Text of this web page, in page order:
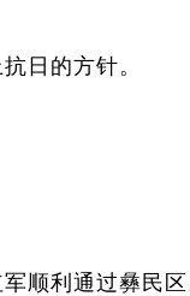
日的方针。
顺利通过彝民